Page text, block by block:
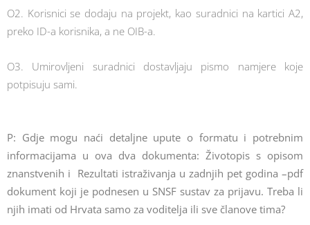
O2. Korisnici se dodaju na projekt, kao suradnici na kartici A2,
preko ID-a korisnika, a ne OIB-a.
O3. Umirovljeni suradnici dostavljaju pismo namjere koje
potpisuju sami.
P: Gdje mogu naći detaljne upute o formatu i potrebnim
informacijama u ova dva dokumenta: Životopis s opisom
znanstvenih i Rezultati istraživanja u zadnjih pet godina –pdf
dokument koji je podnesen u SNSF sustav za prijavu. Treba li
njih imati od Hrvata samo za voditelja ili sve članove tima?